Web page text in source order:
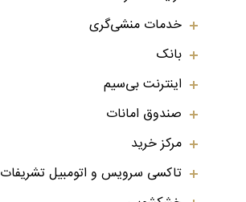
خدمات منشی‌گری
بانک
اینترنت بی‌سیم
صندوق امانات
مرکز خرید
تاکسی سرویس و اتومبیل تشریفات